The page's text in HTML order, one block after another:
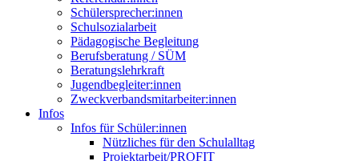
Schülersprecher:innen
Schulsozialarbeit
Pädagogische Begleitung
Berufsberatung / SÜM
Beratungslehrkraft
Jugendbegleiter:innen
Zweckverbandsmitarbeiter:innen
Infos
Infos für Schüler:innen
Nützliches für den Schulalltag
Projektarbeit/PROFIT